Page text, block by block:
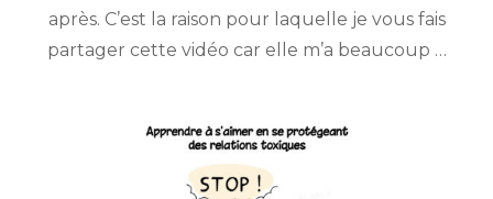
après. C’est la raison pour laquelle je vous fais
partager cette vidéo car elle m’a beaucoup …